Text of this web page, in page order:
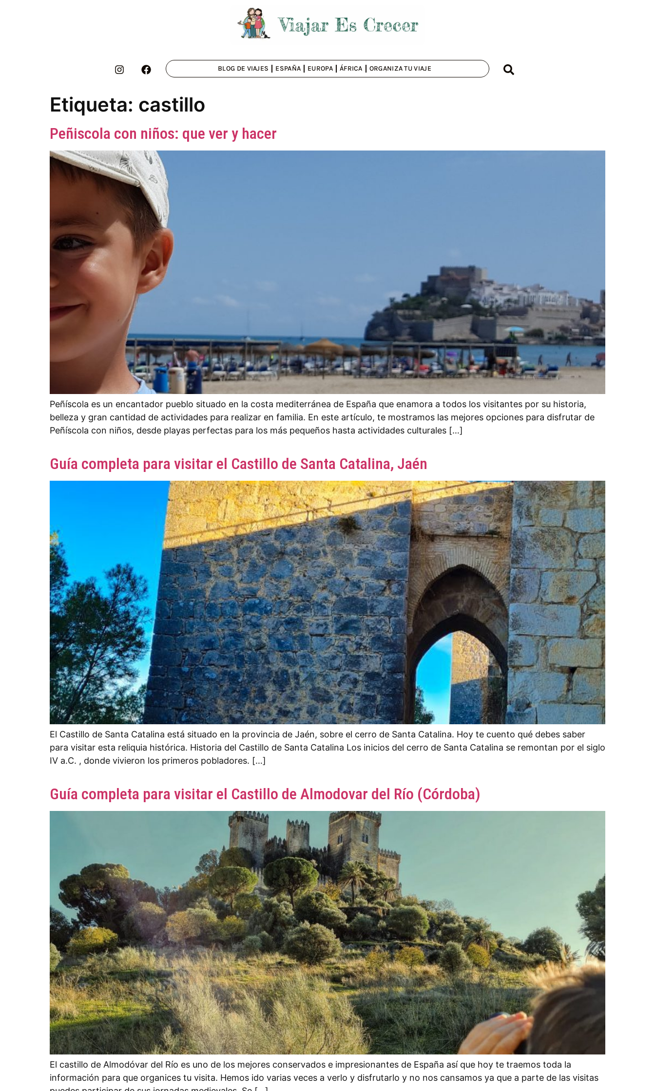
BLOG DE VIAJES ESPAÑA EUROPA ÁFRICA ORGANIZA TU VIAJE
Etiqueta: castillo
Peñiscola con niños: que ver y hacer
Peñíscola es un encantador pueblo situado en la costa mediterránea de España que enamora a todos los visitantes por su historia,
belleza y gran cantidad de actividades para realizar en familia. En este artículo, te mostramos las mejores opciones para disfrutar de
Peñíscola con niños, desde playas perfectas para los más pequeños hasta actividades culturales […]
Guía completa para visitar el Castillo de Santa Catalina, Jaén
El Castillo de Santa Catalina está situado en la provincia de Jaén, sobre el cerro de Santa Catalina. Hoy te cuento qué debes saber
para visitar esta reliquia histórica. Historia del Castillo de Santa Catalina Los inicios del cerro de Santa Catalina se remontan por el siglo
IV a.C. , donde vivieron los primeros pobladores. […]
Guía completa para visitar el Castillo de Almodovar del Río (Córdoba)
El castillo de Almodóvar del Río es uno de los mejores conservados e impresionantes de España así que hoy te traemos toda la
información para que organices tu visita. Hemos ido varias veces a verlo y disfrutarlo y no nos cansamos ya que a parte de las visitas